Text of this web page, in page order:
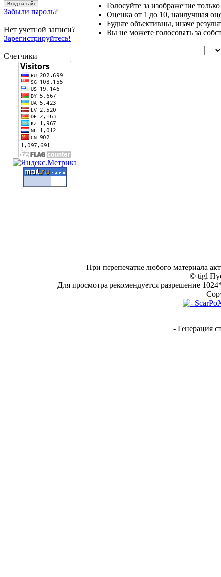
Забыли пароль?
Нет учетной записи?
Зарегистрируйтесь!
Счетчики
Голосуйте за изображение
Оценка от 1 до 10, наилучшая
Будьте объективны, иначе
Вы не можете голосовать за
При перепечатке любого материала
© tigl
Для просмотра рекомендуется разрешение
- Генерация